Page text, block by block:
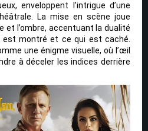
enveloppent l’intrigue d’une
La mise en scène joue
et l’ombre, accentuant la dualité
montré et ce qui est caché.
une énigme visuelle, où l’œil
à déceler les indices derrière